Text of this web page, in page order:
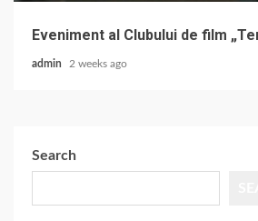
Eveniment al Clubului de film
admin 2 weeks ago
Search